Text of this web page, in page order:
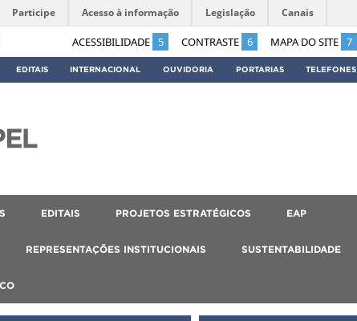
ACESSIBILIDADE 5 CONTRASTE 6 MAPA DO SITE 7
Participe Acesso à informação Legislação Canais
EDITAIS INTERNACIONAL OUVIDORIA PORTARIAS TELEFONES
EDITAIS PROJETOS ESTRATÉGICOS EAP
REPRESENTAÇÕES INSTITUCIONAIS SUSTENTABILIDADE